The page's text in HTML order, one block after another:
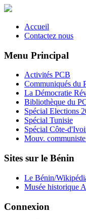
Accueil
Contactez nous
Menu Principal
Activités PCB
Communiqués du
La Démocratie
Bibliothèque du
Spécial Elections
Spécial Tunisie
Spécial Côte-
Mouv.
Sites sur le Bénin
Le Bénin/
Musée historique
Connexion